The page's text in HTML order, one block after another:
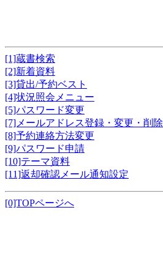
[1]蔵書検索
[2]新着資料
[3]貸出/予約ベスト
[4]状況照会メニュー
[5]パスワード変更
[7]メールアドレス登録・変更・削除
[8]予約連絡方法変更
[9]パスワード申請
[10]テーマ資料
[11]返却確認メール通知設定
[0]TOPページへ